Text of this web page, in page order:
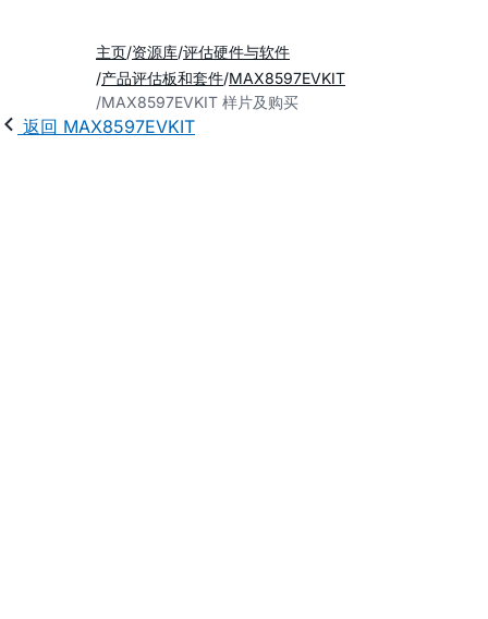
主页 资源库 评估硬件与软件
产品评估板和套件 MAX8597EVKIT
MAX8597EVKIT 样片及购买
返回 MAX8597EVKIT